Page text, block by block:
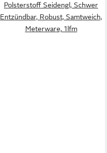
Polsterstoff Seidengl, Schwer
Entzündbar, Robust, Samtweich,
Meterware, 1lfm